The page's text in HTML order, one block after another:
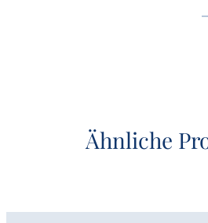
Ähnliche